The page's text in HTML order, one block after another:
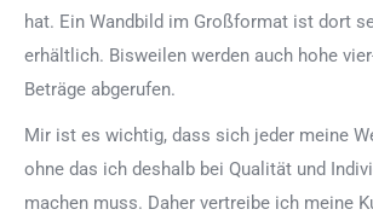
hat. Ein Wandbild im Großformat ist dort
erhältlich. Bisweilen werden auch hohe
Beträge abgerufen.
Mir ist es wichtig, dass sich jeder meine
ohne das ich deshalb bei Qualität und
machen muss. Daher vertreibe ich meine